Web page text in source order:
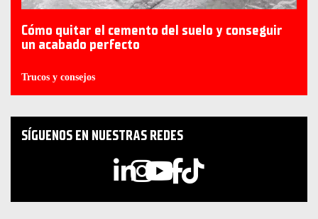
Cómo quitar el cemento del suelo y conseguir
un acabado perfecto
Trucos y consejos
SÍGUENOS EN NUESTRAS REDES